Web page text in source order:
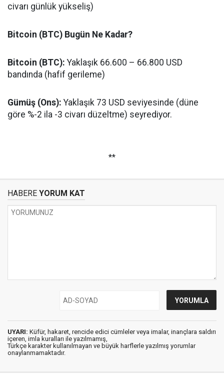
civarı günlük yükseliş)
Bitcoin (BTC) Bugün Ne Kadar?
Bitcoin (BTC): Yaklaşık 66.600 – 66.800 USD
bandında (hafif gerileme)
Gümüş (Ons): Yaklaşık 73 USD seviyesinde (düne
göre %-2 ila -3 civarı düzeltme) seyrediyor.
**
HABERE YORUM KAT
UYARI: Küfür, hakaret, rencide edici cümleler veya imalar, inançlara saldırı
içeren, imla kuralları ile yazılmamış,
Türkçe karakter kullanılmayan ve büyük harflerle yazılmış yorumlar
onaylanmamaktadır.